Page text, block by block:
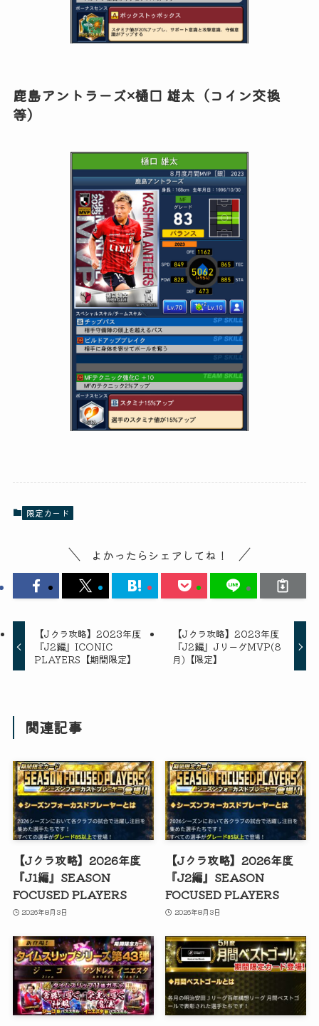
鹿島アントラーズ×樋口 雄太（コイン交換
等）
限定カード
よかったらシェアしてね！
【Jクラ攻略】2023年度
『J2編』ICONIC
PLAYERS【期間限定】
【Jクラ攻略】2023年度
『J2編』JリーグMVP(8
月)【限定】
関連記事
【Jクラ攻略】2026年度
『J1編』SEASON
FOCUSED PLAYERS
2026年8月3日
【Jクラ攻略】2026年度
『J2編』SEASON
FOCUSED PLAYERS
2026年8月3日